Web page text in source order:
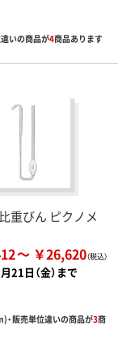
いの商品が4商品あります
重びん ピクノメ
￥26,620
21日（金）まで
・販売単位違いの商品が3商